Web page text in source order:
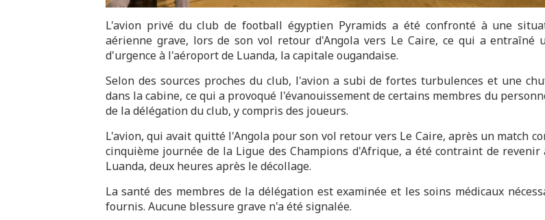
L'avion privé du club de football égyptien Pyramids a été confronté à une
aérienne grave, lors de son vol retour d'Angola vers Le Caire, ce qui a entraîné
d'urgence à l'aéroport de Luanda, la capitale ougandaise.
Selon des sources proches du club, l'avion a subi de fortes turbulences et une
dans la cabine, ce qui a provoqué l'évanouissement de certains membres du
de la délégation du club, y compris des joueurs.
L'avion, qui avait quitté l'Angola pour son vol retour vers Le Caire, après un match
cinquième journée de la Ligue des Champions d'Afrique, a été contraint de
Luanda, deux heures après le décollage.
La santé des membres de la délégation est examinée et les soins médicaux
fournis. Aucune blessure grave n'a été signalée.